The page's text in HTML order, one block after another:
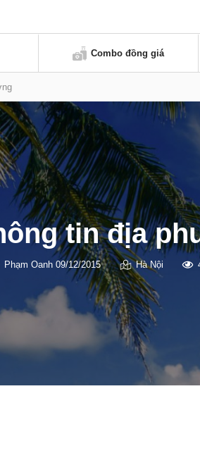
Combo đồng giá
tin địa
Phạm Oanh 09/12/2015 Hà Nội